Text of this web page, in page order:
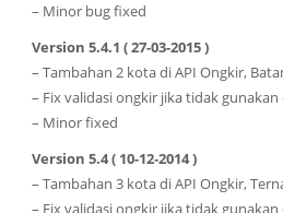
– Minor bug fixed
Version 5.4.1 ( 27-03-2015 )
– Tambahan 2 kota di API Ongkir,
– Fix validasi ongkir jika tidak
– Minor fixed
Version 5.4 ( 10-12-2014 )
– Tambahan 3 kota di API Ongkir,
– Fix validasi ongkir jika tidak